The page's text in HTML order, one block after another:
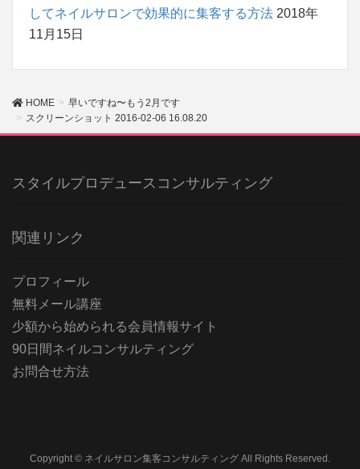
してネイルサロンで効果的に集客する方法 2018年
11月15日
HOME
早いですね〜もう2月です
スクリーンショット 2016-02-06 16.08.20
スタイルプロデュースコンサルティング
関連リンク
プロフィール
無料メール講座
少額から始められる会員情報サイト
90日間ネイルコンサルティング
お問合せ方法
Copyright © ネイルサロン集客コンサルティング All Rights Reserved.